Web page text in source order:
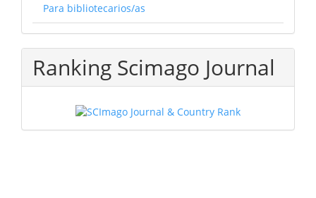
Para bibliotecarios/as
Ranking Scimago Journal